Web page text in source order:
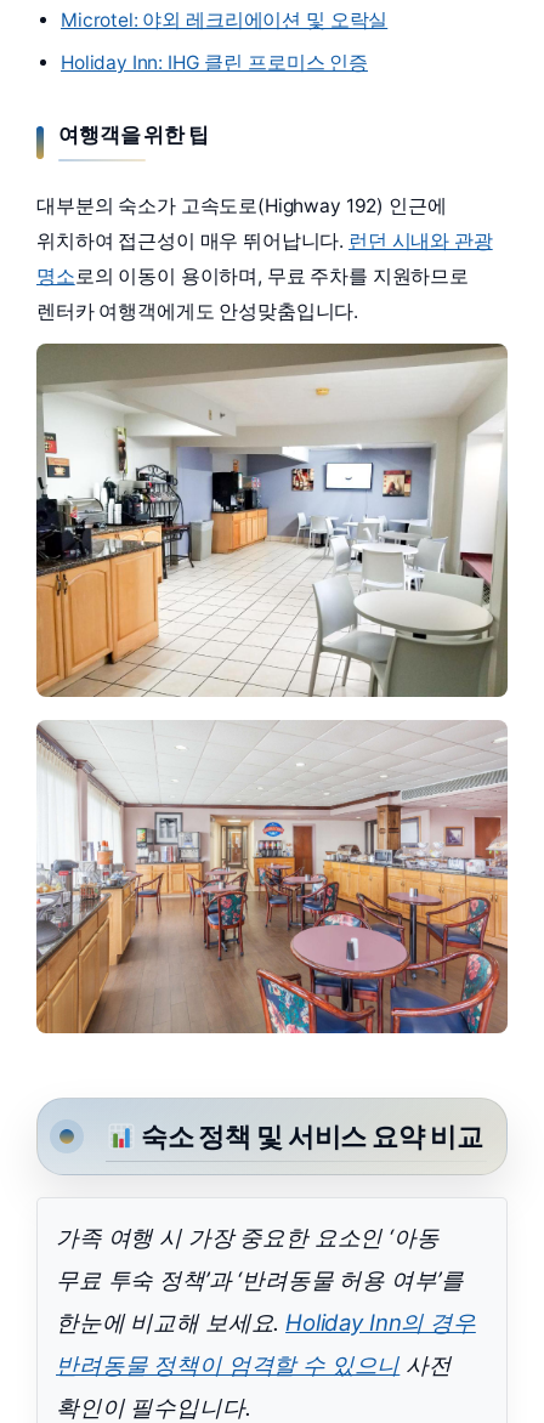
Microtel: 야외 레크리에이션 및 오락실
Holiday Inn: IHG 클린 프로미스 인증
여행객을 위한 팁
대부분의 숙소가 고속도로(Highway 192) 인근에
위치하여 접근성이 매우 뛰어납니다. 런던 시내와 관광
명소로의 이동이 용이하며, 무료 주차를 지원하므로
렌터카 여행객에게도 안성맞춤입니다.
숙소 정책 및 서비스 요약 비교
가족 여행 시 가장 중요한 요소인 ‘아동
무료 투숙 정책’과 ‘반려동물 허용 여부’를
한눈에 비교해 보세요.Holiday Inn의 경우
반려동물 정책이 엄격할 수 있으니 사전
확인이 필수입니다.